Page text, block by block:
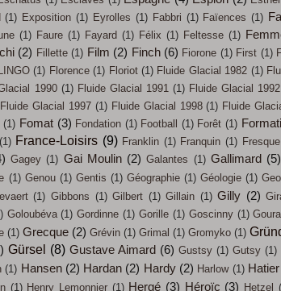
(1) Exposition (1) Eyrolles (1) Fabbri (1) Faïences (1)
(1) Faure (1) Fayard (1) Félix (1) Feltesse (1)
(2) Fillette (1) Film (2) Finch (6) Fiorone (1) First (1)
(1) Florence (1) Floriot (1) Fluide Glacial 1982 (1)
1990 (1) Fluide Glacial 1991 (1) Fluide Glacial 1992
Fluide Glacial 1997 (1) Fluide Glacial 1998 (1) Fluide
(1) Fomat (3) Fondation (1) Football (1) Forêt (1)
(1) France-Loisirs (9) Franklin (1) Franquin (1) Fresque
Gagey (1) Gai Moulin (2) Galantes (1) Gallimard (5)
(1) Genou (1) Gentis (1) Géographie (1) Géologie (1)
(1) Gibbons (1) Gilbert (1) Gillain (1) Gilly (2)
Goloubéva (1) Gordinne (1) Gorille (1) Goscinny (1)
(1) Grecque (2) Grévin (1) Grimal (1) Gromyko (1)
Gürsel (8) Gustave Aimard (6) Gustsy (1) Gutsy (1)
(1) Hansen (2) Hardan (2) Hardy (2) Harlow (1) Hatier
(1) Henry Lemonnier (1) Hergé (3) Héroïc (3) Hetzel